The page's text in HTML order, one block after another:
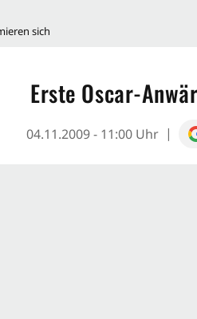
sich
Erste Oscar-
04.11.2009 - 11:00 Uhr